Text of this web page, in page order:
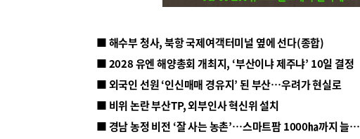
■ 해수부 청사, 북항 국제여객터미널 옆에 선다(종합)
■ 2028 유엔 해양총회 개최지, ‘부산이냐 제주냐’ 10일 결정
■ 외국인 선원 ‘인신매매 경유지’ 된 부산…우려가 현실로
■ 비위 논란 부산TP, 외부인사 혁신위 설치
■ 경남 농정 비전 ‘잘 사는 농촌’…스마트팜 1000㏊까지 늘린다